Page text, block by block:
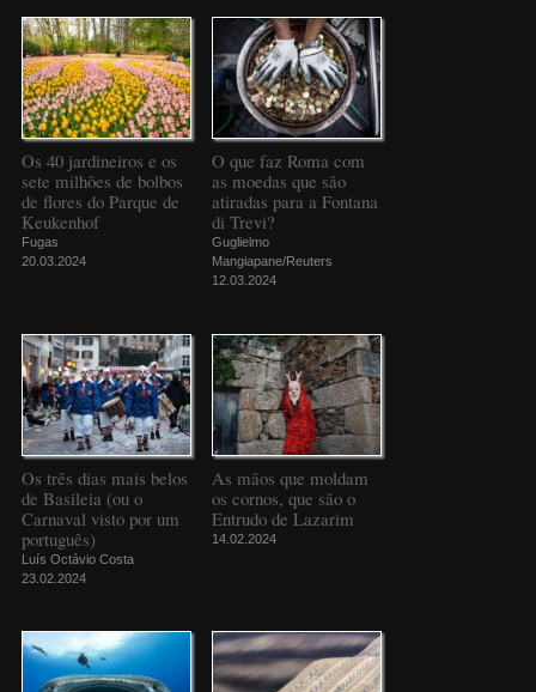
Os 40 jardineiros e os
sete milhões de bolbos
de flores do Parque de
Keukenhof
Fugas
20.03.2024
O que faz Roma com
as moedas que são
atiradas para a Fontana
di Trevi?
Guglielmo
Mangiapane/Reuters
12.03.2024
Os três dias mais belos
de Basileia (ou o
Carnaval visto por um
português)
Luís Octávio Costa
23.02.2024
As mãos que moldam
os cornos, que são o
Entrudo de Lazarim
14.02.2024